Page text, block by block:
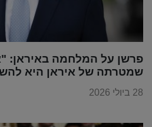
פרשן על המלחמה באיראן:
שמטרתה של איראן היא
28 ביולי 2026